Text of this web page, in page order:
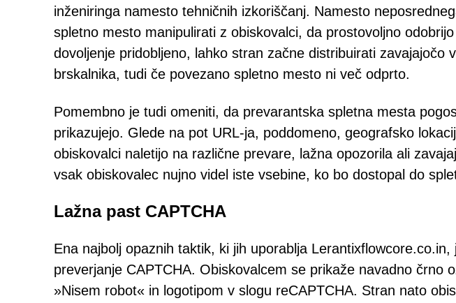
inženiringa namesto tehničnih izkoriščanj. Namesto
spletno mesto manipulirati z obiskovalci, da prostovoljno
dovoljenje pridobljeno, lahko stran začne distribuirati zavajajočo
brskalnika, tudi če povezano spletno mesto ni več odprto.
Pomembno je tudi omeniti, da prevarantska spletna mesta
prikazujejo. Glede na pot URL-ja, poddomeno, geografsko
obiskovalci naletijo na različne prevare, lažna opozorila ali
vsak obiskovalec nujno videl iste vsebine, ko bo dostopal do
Lažna past CAPTCHA
Ena najbolj opaznih taktik, ki jih uporablja
preverjanje CAPTCHA. Obiskovalcem se prikaže navadno črno
»Nisem robot« in logotipom v slogu reCAPTCHA. Stran nato